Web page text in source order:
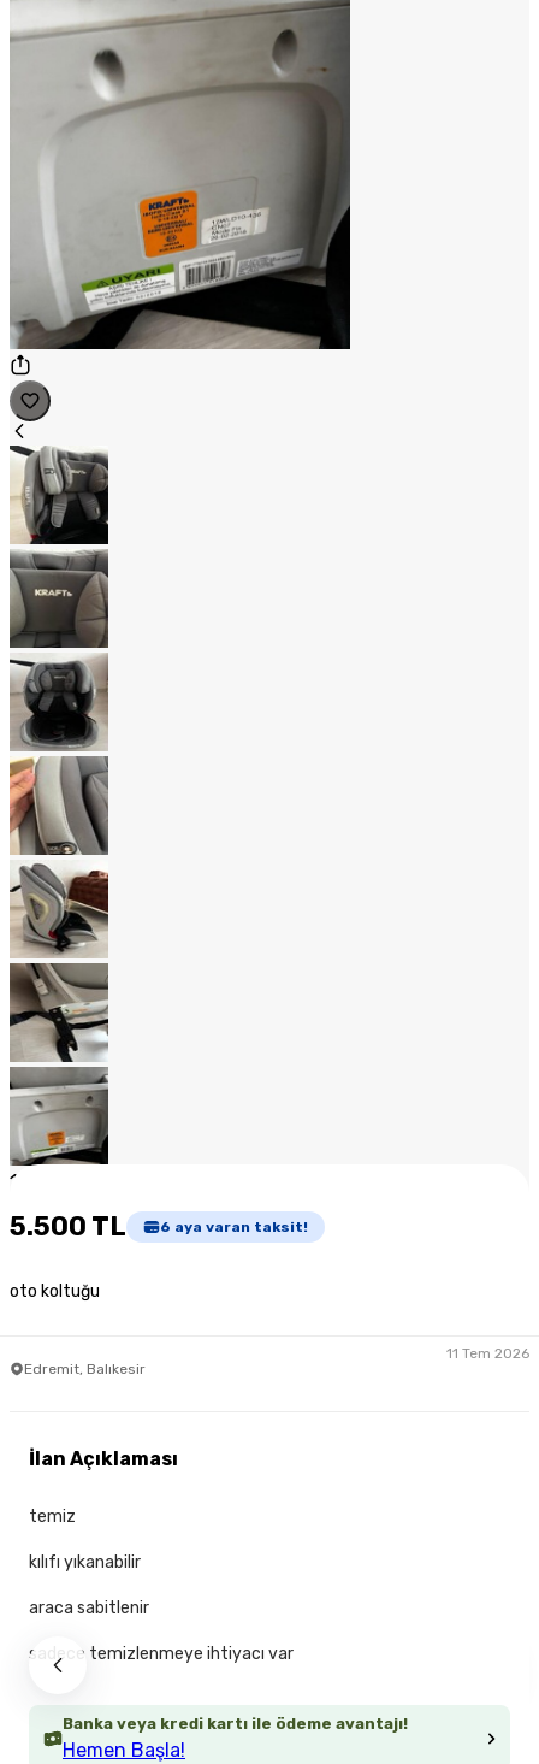
1
5.500 TL 6 aya varan taksit!
oto koltuğu
Edremit, Balıkesir
11 Tem 2026
Banka veya kredi kartı ile ödeme avantajı!
Hemen Başla!
İlan Açıklaması
temiz
kılıfı yıkanabilir
araca sabitlenir
sadece temizlenmeye ihtiyacı var